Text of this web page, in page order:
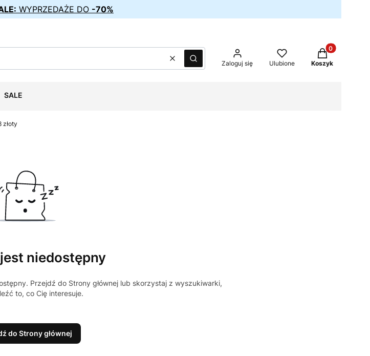
WYPRZEDAŻE DO -70%
WyczyśćSzukaj Zaloguj się Ulubione
Produkty w
Koszyk
SALE
złoty
niedostępny
Przejdź do Strony głównej lub skorzystaj z wyszukiwarki,
to, co Cię interesuje.
do Strony głównej